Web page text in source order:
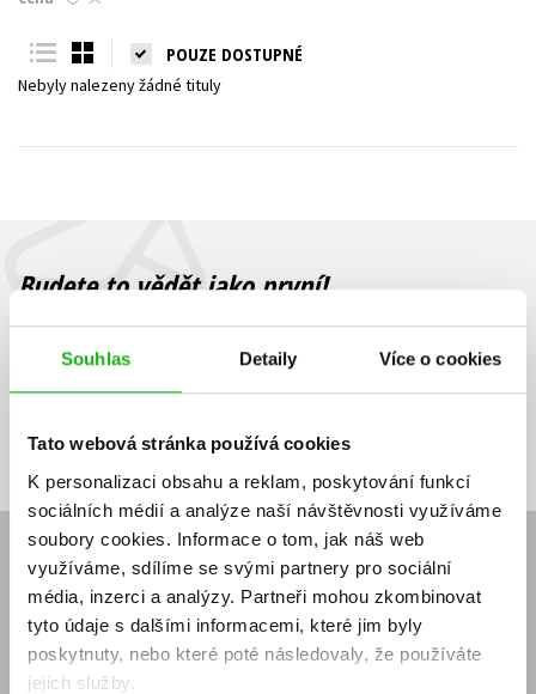
Souhlas Detaily Více o cookies
Tato webová stránka používá cookies
K personalizaci obsahu a reklam, poskytování funkcí
sociálních médií a analýze naší návštěvnosti využíváme
soubory cookies. Informace o tom, jak náš web
využíváme, sdílíme se svými partnery pro sociální
média, inzerci a analýzy. Partneři mohou zkombinovat
tyto údaje s dalšími informacemi, které jim byly
poskytnuty, nebo které poté následovaly, že používáte
jejich služby.
Young adult (SK)
Všechny tituly
POUZE DOSTUPNÉ
Nebyly nalezeny žádné tituly
Budete to vědět jako první!
Zajímá Vás, jaký knižní hit právě vychází, na jaké zboží je výhodná
sleva, jaká běží soutěž o ceny? Přihlášením k odběru našich e-
souhlasíte se zpracováním osobních údajů
mailová
adresa
mailová
adresa
Vaše e-mailová adresa Přihlásit se
E-SHOP
Aktuality
Naši autoři
Obchodní podmínky
Jak nakoupit
Knižní novinky
Dárkové poukazy
Affiliate program